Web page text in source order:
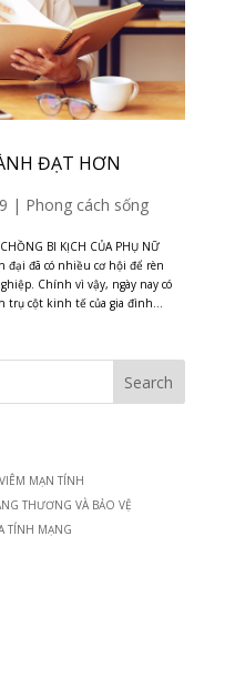
ĐẠT HƠN
| Phong cách sống
BI KỊCH CỦA PHỤ NỮ
đại đã có nhiều cơ hội để rèn
Chính vì vậy, ngày nay có
cột kinh tế của gia đình...
MẠN TÍNH
THƯƠNG VÀ BẢO VỆ
TÍNH MẠNG